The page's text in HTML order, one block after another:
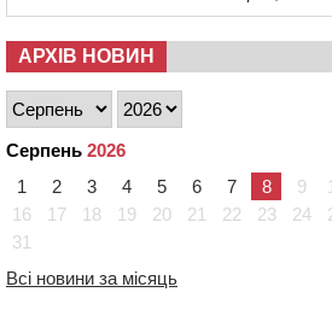
АРХІВ НОВИН
Серпень 2026
1
2 3 4 5 6 7 8 9
16
17 18 19 20 21 22 23 24
31
Всі новини за місяць